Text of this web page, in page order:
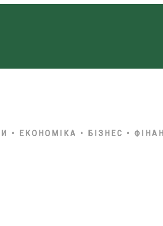
• ЕКОНОМІКА • БІЗНЕС •